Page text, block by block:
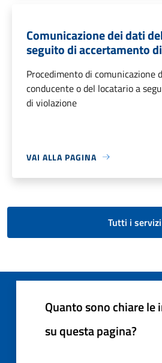
Comunicazione dei dati
seguito di accertamento
Procedimento di comunicazione
conducente o del locatario a
di violazione
VAI ALLA PAGINA
Tutti i servizi
Quanto sono chiare
su questa pagina?